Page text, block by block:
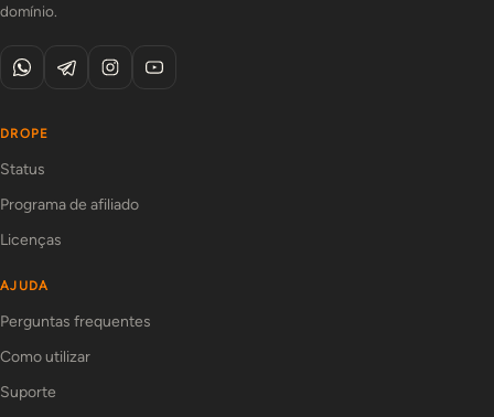
domínio.
DROPE
Status
Programa de afiliado
Licenças
AJUDA
Perguntas frequentes
Como utilizar
Suporte